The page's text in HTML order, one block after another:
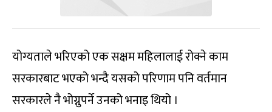
योग्यताले भरिएको एक सक्षम महिलालाई रोक्ने काम
सरकारबाट भएको भन्दै यसको परिणाम पनि वर्तमान
सरकारले नै भोग्नुपर्ने उनको भनाइ थियो ।